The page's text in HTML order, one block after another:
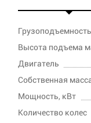
Высота подъема
Двигатель
Собственная
Мощность, кВт
Количество колес